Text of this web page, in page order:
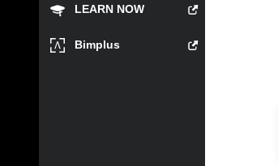
LEARN NOW
Bimplus